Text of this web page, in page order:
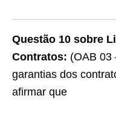
Questão 10 sobre
Contratos: (OAB 03
garantias dos
afirmar que